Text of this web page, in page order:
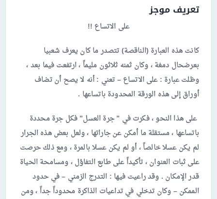
تعريف موجز
على الاتساع !!
كانت هذه العبارة (الناقصة) تتصدر ما كان يعرف شعبيا
بعرضحال دمغة ، وكان ثمنه ثلاثون مليماً ، ارتفعت فيما بعد ،
وظلت عبارة : على الاتساع – تعني : أنه لا يصح أن تضاف
أوراق إلى هذه الورقة المحدودة باتساعها .
على هذا النحو ، فكرت في ” جرة العسل” فكل جرة محددة
باتساعها ، مستقلة ما أمكن عن جاراتها ، ولعل بعض هذه الجرار
لم يكن عسلا خالصاً ، أو لم يكن عسلا بالمرة ، ومع ذلك حرصت
على ثبات العنوان ، تأكيداً على طابع التفاؤل ، ومسامحة الحياة
قدر الإمكان . وقد راعيت فيها : التدرج الزمني – في حدود
الممكن – وكان تدخلي في تداعيات الذاكرة محدوداً جداً ، ومن